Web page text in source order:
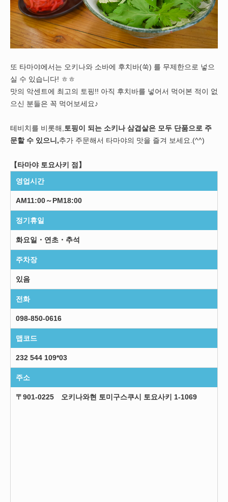
또 타마야에서는 오키나와 소바에 후치바(쑥) 를 무제한으로 넣으
실 수 있습니다! ㅎㅎ
맛의 악센트에 최고의 토핑!! 아직 후치바를 넣어서 먹어본 적이 없
으신 분들은 꼭 먹어보세요♪
테비치를 비롯해, 토핑이 되는 소키나 삼겹살은 모두 단품으로 주
문할 수 있으니,추가 주문해서 타마야의 맛을 즐겨 보세요.(^^)
【타마야 토요사키 점】
영업시간
AM11:00～PM18:00
정기휴일
화요일・연초・추석
주차장
있음
전화
098-850-0616
맵코드
232 544 109*03
주소
〒901-0225 오키나와현 토미구스쿠시 토요사키 1-1069